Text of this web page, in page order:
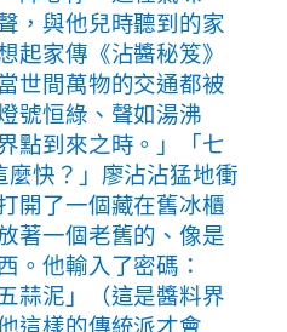
，與他兒時聽到的家
起家傳《沾醬秘笈》
世間萬物的交通都被
號恒綠、聲如湯沸
點到來之時。」「七
快？」廖沾沾猛地衝
開了一個藏在舊冰櫃
著一個老舊的、像是
。他輸入了密碼：
蒜泥」（這是醬料界